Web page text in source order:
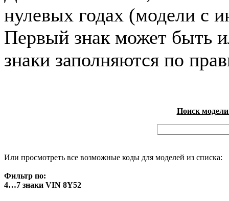
нулевых годах (модели с
Первый знак может быть
знаки заполняются по
Поиск
Или просмотреть все возможные коды для моделей из списка:
Фильтр по:
4…7 знаки VIN 8Y52